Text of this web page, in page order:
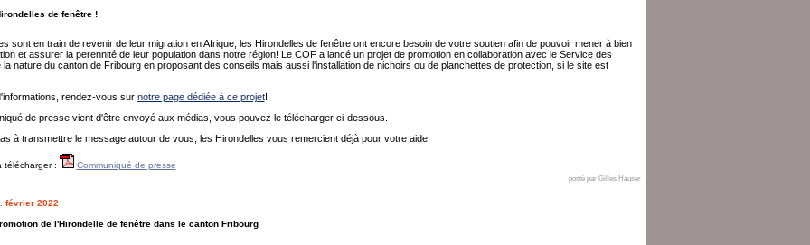
de fenêtre !
sont en train de revenir de leur migration en Afrique, les Hirondelles de fenêtre ont encore besoin de votre soutien afin de pouvoir mener à bien
et assurer la perennité de leur population dans notre région! Le COF a lancé un projet de promotion en collaboration avec le Service des
la nature du canton de Fribourg en proposant des conseils mais aussi l'installation de nichoirs ou de planchettes de protection, si le site est
rendez-vous sur notre page dédiée à ce projet!
de presse vient d'être envoyé aux médias, vous pouvez le télécharger ci-dessous.
à transmettre le message autour de vous, les Hirondelles vous remercient déjà pour votre aide!
télécharger : Communiqué de presse
posté par Gilles Hauser
février 2022
de l'Hirondelle de fenêtre dans le canton Fribourg